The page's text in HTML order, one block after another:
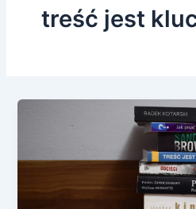
treść jest